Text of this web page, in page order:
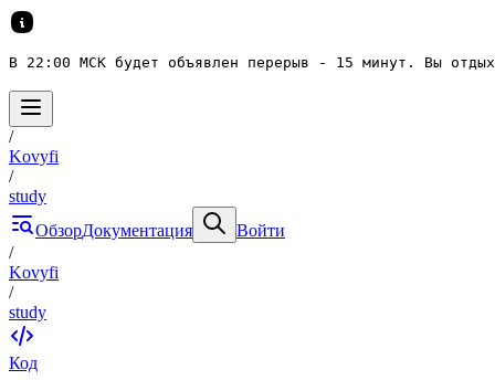
В 22:00 МСК будет объявлен перерыв - 15 минут. Вы
/
Kovyfi
/
study
ОбзорДокументация
Войти
/
Kovyfi
/
study
Код